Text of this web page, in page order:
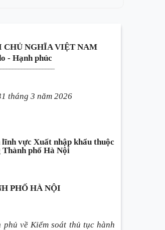
CHỦ NGHĨA VIỆT NAM
- Hạnh phúc
tháng 3 năm 2026
vực Xuất nhập khẩu thuộc
Thành phố Hà Nội
PHỐ HÀ NỘI
về Kiểm soát thủ tục hành